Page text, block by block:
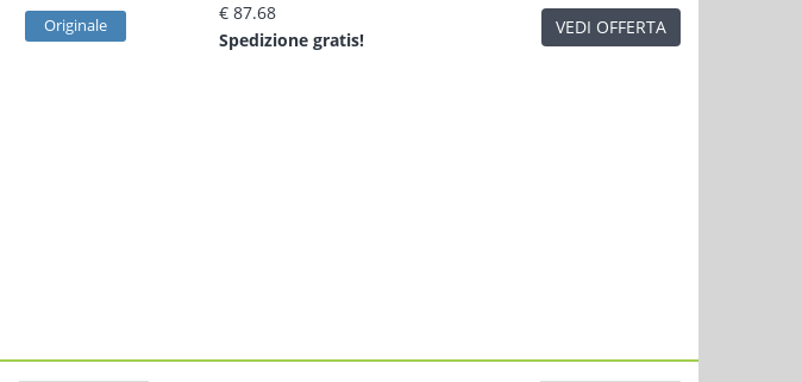
Originale
€ 87.68
Spedizione gratis!
VEDI OFFERTA